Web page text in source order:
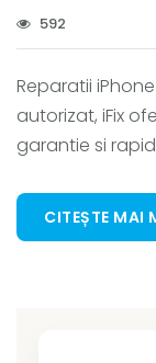
592
Reparatii
autorizat, iFix
garantie si
CITEȘTE MAI